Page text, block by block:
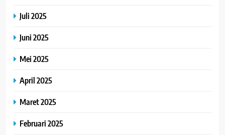
Juli 2025
Juni 2025
Mei 2025
April 2025
Maret 2025
Februari 2025